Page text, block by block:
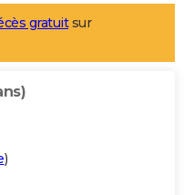
gratuitsur
)